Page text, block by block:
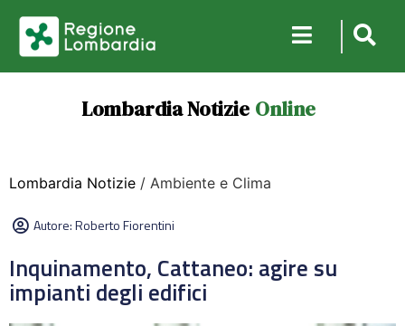
Lombardia Notizie Online
Lombardia Notizie / Ambiente e Clima
Autore:Roberto Fiorentini
Inquinamento, Cattaneo: agire su
impianti degli edifici